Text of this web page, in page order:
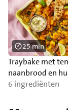
Traybake met
naanbrood en
6 ingrediënten
25 min